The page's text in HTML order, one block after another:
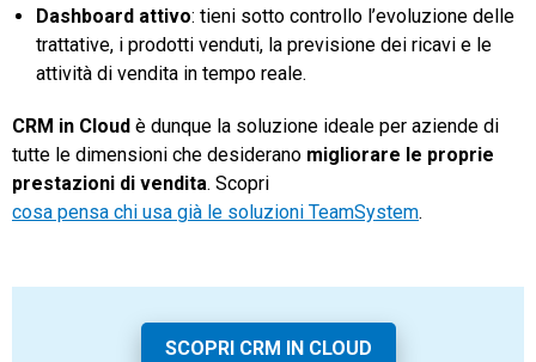
Dashboard attivo: tieni sotto controllo l’evoluzione delle
trattative, i prodotti venduti, la previsione dei ricavi e le
attività di vendita in tempo reale.
CRM in Cloud è dunque la soluzione ideale per aziende di
tutte le dimensioni che desiderano migliorare le proprie
prestazioni di vendita. Scopri
cosa pensa chi usa già le soluzioni TeamSystem.
SCOPRI CRM IN CLOUD